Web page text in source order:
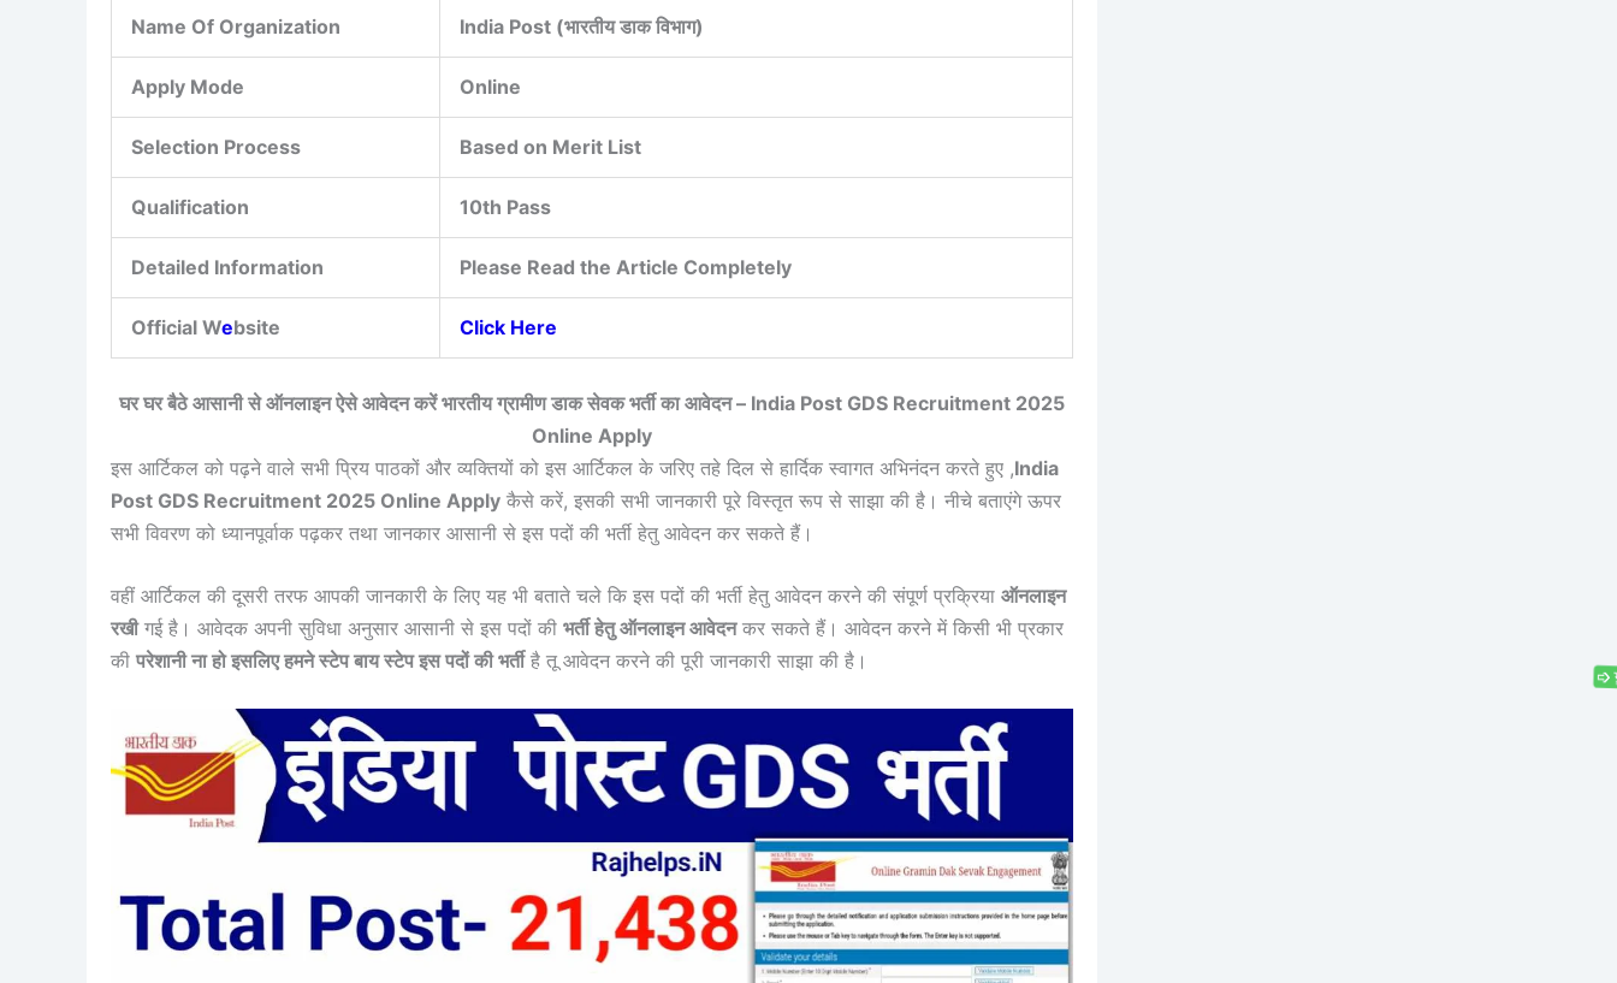
Name Of Organization India Post (भारतीय डाक विभाग)
Apply Mode Online
Selection Process Based on Merit List
Qualification 10th Pass
Detailed Information Please Read the Article Completely
Official Website Click Here
घर घर बैठे आसानी से ऑनलाइन ऐसे आवेदन करें भारतीय ग्रामीण डाक सेवक भर्ती का आवेदन – India Post GDS Recruitment 2025
Online Apply
इस आर्टिकल को पढ़ने वाले सभी प्रिय पाठकों और व्यक्तियों को इस आर्टिकल के जरिए तहे दिल से हार्दिक स्वागत अभिनंदन करते हुए ,India
Post GDS Recruitment 2025 Online Apply कैसे करें, इसकी सभी जानकारी पूरे विस्तृत रूप से साझा की है। नीचे बताएंगे ऊपर
सभी विवरण को ध्यानपूर्वाक पढ़कर तथा जानकार आसानी से इस पदों की भर्ती हेतु आवेदन कर सकते हैं।
वहीं आर्टिकल की दूसरी तरफ आपकी जानकारी के लिए यह भी बताते चले कि इस पदों की भर्ती हेतु आवेदन करने की संपूर्ण प्रक्रिया ऑनलाइन
रखीगई है। आवेदक अपनी सुविधा अनुसार आसानी से इस पदों की भर्ती हेतु ऑनलाइन आवेदनकर सकते हैं। आवेदन करने में किसी भी प्रकार
की परेशानी ना हो इसलिए हमने स्टेप बाय स्टेप इस पदों की भर्तीहै तू आवेदन करने की पूरी जानकारी साझा की है।